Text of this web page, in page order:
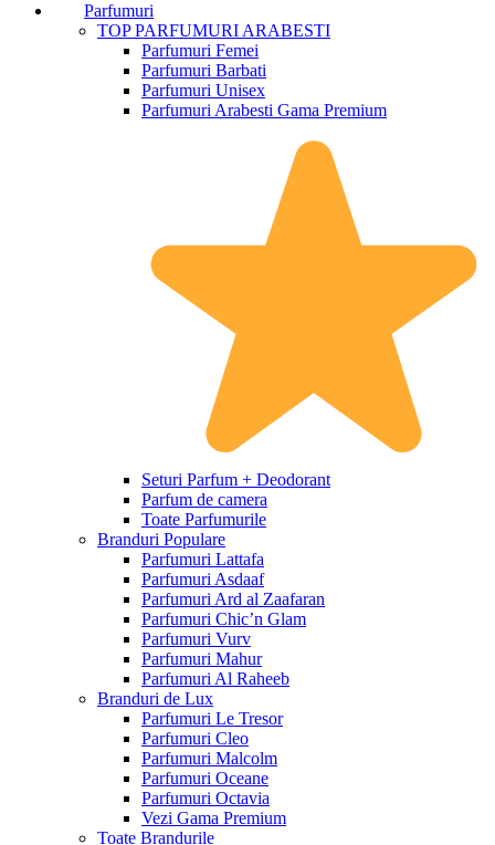
Parfumuri
TOP PARFUMURI ARABESTI
Parfumuri Femei
Parfumuri Barbati
Parfumuri Unisex
Parfumuri Arabesti Gama Premium
Seturi Parfum + Deodorant
Parfum de camera
Toate Parfumurile
Branduri Populare
Parfumuri Lattafa
Parfumuri Asdaaf
Parfumuri Ard al Zaafaran
Parfumuri Chic’n Glam
Parfumuri Vurv
Parfumuri Mahur
Parfumuri Al Raheeb
Branduri de Lux
Parfumuri Le Tresor
Parfumuri Cleo
Parfumuri Malcolm
Parfumuri Oceane
Parfumuri Octavia
Vezi Gama Premium
Toate Brandurile